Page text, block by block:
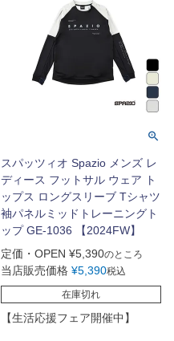
スパッツィオ Spazio メンズ レ
ディース フットサル ウェア ト
ップス ロングスリーブ Tシャツ
袖パネルミッドトレーニングト
ップ GE-1036 【2024FW】
定価・OPEN ¥5,390のところ
当店販売価格 ¥5,390税込
在庫切れ
【生活応援フェア開催中】